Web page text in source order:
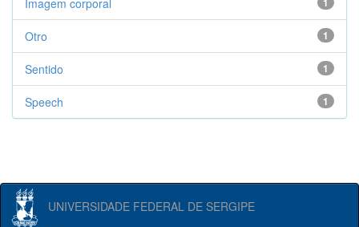
Imagem corporal
1
Otro
1
Sentido
1
Speech
UNIVERSIDADE FEDERAL DE SERGIPE